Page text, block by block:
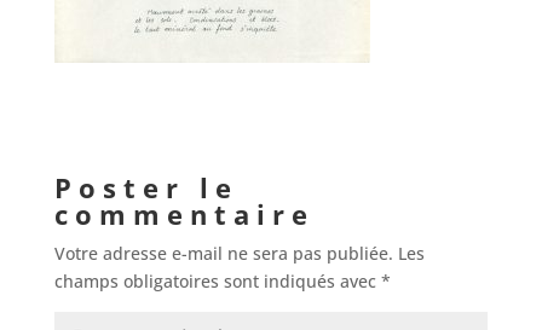
Poster le
commentaire
Votre adresse e-mail ne sera pas publiée. Les
champs obligatoires sont indiqués avec *